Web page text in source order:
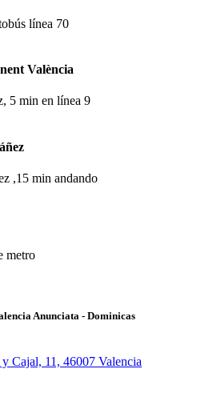
línea 70
València
5 min en línea 9
,15 min andando
metro
Anunciata - Dominicas
Cajal, 11, 46007 Valencia